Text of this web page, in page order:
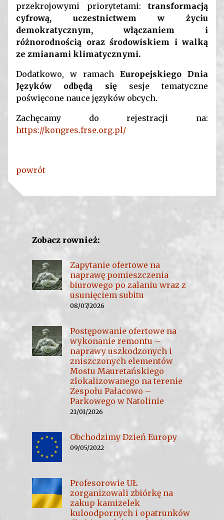
przekrojowymi priorytetami: transformacją
cyfrową, uczestnictwem w życiu
demokratycznym, włączaniem i
różnorodnością oraz środowiskiem i walką
ze zmianami klimatycznymi.
Dodatkowo, w ramach Europejskiego Dnia
Języków odbędą sięsesje tematyczne
poświęcone nauce języków obcych.
Zachęcamy do rejestracji na:
https://kongres.frse.org.pl/
powrót
Zobacz rownież:
Zapytanie ofertowe na
naprawę pomieszczenia
biurowego po zalaniu wraz z
usunięciem subitu
08/07/2026
Postępowanie ofertowe na
wykonanie remontu –
naprawy uszkodzonych i
zniszczonych elementów
Mostu Mauretańskiego
zlokalizowanego na terenie
Zespołu Pałacowo –
Parkowego w Natolinie
21/01/2026
Obchodzimy Dzień Europy
09/05/2022
Profesorowie UŁ
zorganizowali zbiórkę na
zakup kamizelek
kuloodpornych i opatrunków